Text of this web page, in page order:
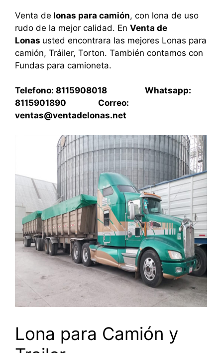
Venta de lonas para camión, con lona de uso
rudo de la mejor calidad. En Venta de
Lonas usted encontrara las mejores Lonas para
camión, Tráiler, Torton. También contamos con
Fundas para camioneta.
Telefono: 8115908018 Whatsapp:
8115901890 Correo:
ventas@ventadelonas.net
Lona para Camión y